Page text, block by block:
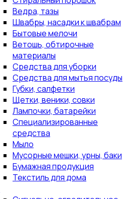
Ведра, тазы
Швабры, насадки к швабрам
Бытовые мелочи
Ветошь, обтирочные
материалы
Средства для уборки
Средства для мытья посуды
Губки, салфетки
Щетки, веники, совки
Лампочки, батарейки
Специализированные
средства
Мыло
Мусорные мешки, урны, баки
Бумажная продукция
Текстиль для дома